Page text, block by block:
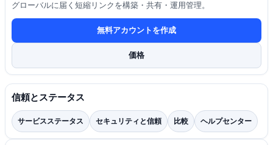
グローバルに届く短縮リンクを構築・共有・運用管理。
無料アカウントを作成
価格
信頼とステータス
サービスステータス セキュリティと信頼 比較 ヘルプセンター